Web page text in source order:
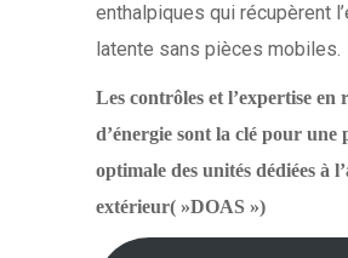
enthalpiques qui récupèrent
latente sans pièces mobiles.
Les contrôles et l’expertise en
d’énergie sont la clé pour une
optimale des unités dédiées à
extérieur( »DOAS »)